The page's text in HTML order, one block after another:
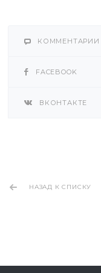
КОММЕНТАРИИ
FACEBOOK
ВКОНТАКТЕ
НАЗАД К СПИСКУ